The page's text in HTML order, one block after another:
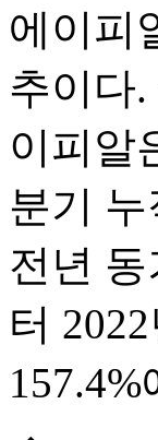
에이피
추이다
이피알
분기
전년 동
터